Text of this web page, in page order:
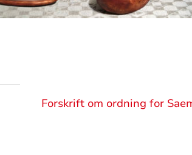
Forskrift om ordning for